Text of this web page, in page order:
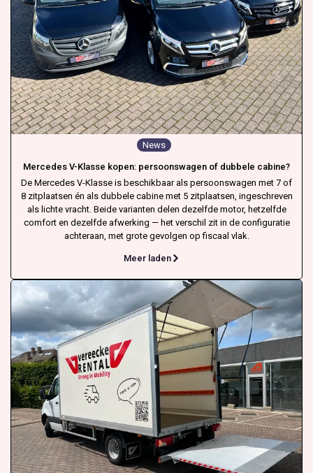
News
Mercedes V-Klasse kopen: persoonswagen of dubbele cabine?
De Mercedes V-Klasse is beschikbaar als persoonswagen met 7 of
8 zitplaatsen én als dubbele cabine met 5 zitplaatsen, ingeschreven
als lichte vracht. Beide varianten delen dezelfde motor, hetzelfde
comfort en dezelfde afwerking — het verschil zit in de configuratie
achteraan, met grote gevolgen op fiscaal vlak.
Meer laden